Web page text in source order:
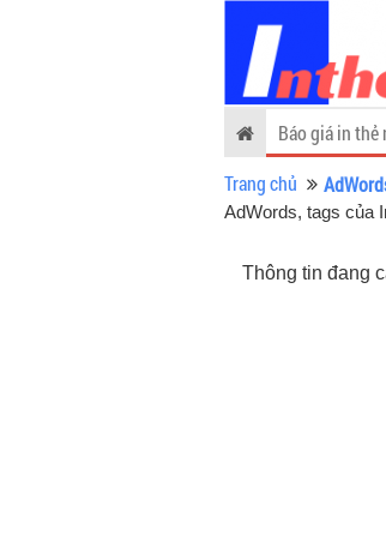
Báo giá in thẻ
Trang chủ
AdWords, tags của
Thông tin đang